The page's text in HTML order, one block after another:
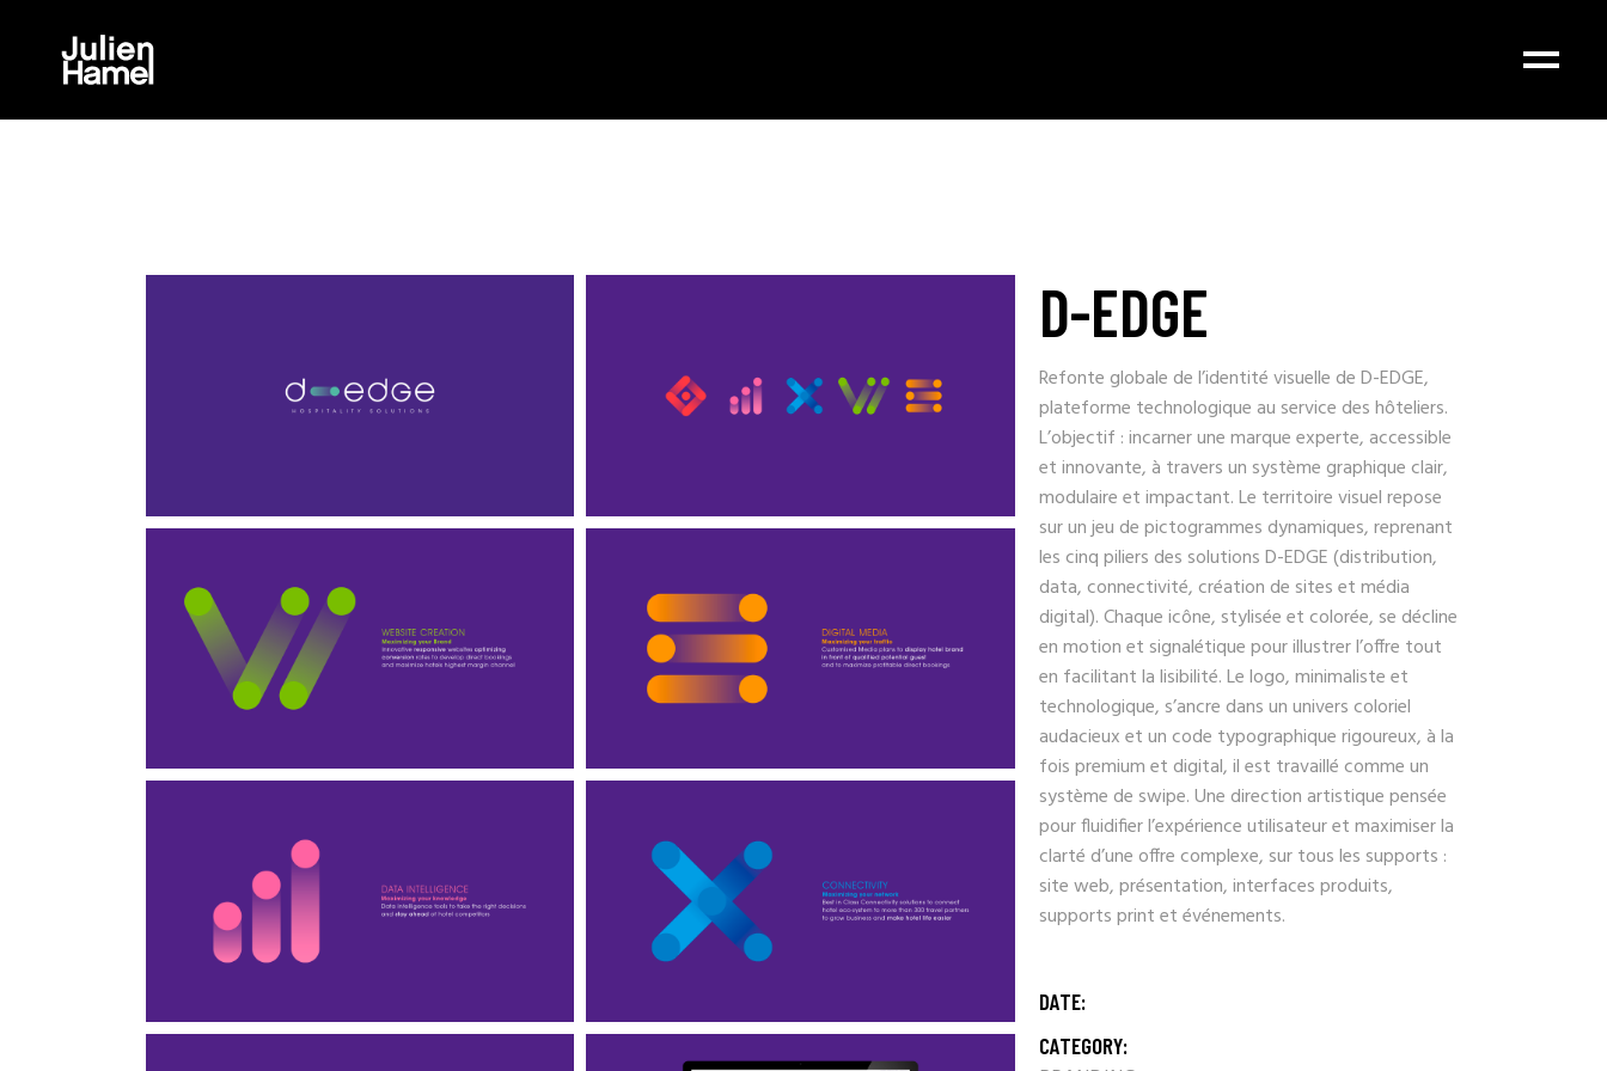
D-EDGE
Refonte globale de l’identité visuelle de D-EDGE,
plateforme technologique au service des hôteliers.
L’objectif : incarner une marque experte, accessible
et innovante, à travers un système graphique clair,
modulaire et impactant. Le territoire visuel repose
sur un jeu de pictogrammes dynamiques, reprenant
les cinq piliers des solutions D-EDGE (distribution,
data, connectivité, création de sites et média
digital). Chaque icône, stylisée et colorée, se décline
en motion et signalétique pour illustrer l’offre tout
en facilitant la lisibilité. Le logo, minimaliste et
technologique, s’ancre dans un univers coloriel
audacieux et un code typographique rigoureux, à la
fois premium et digital, il est travaillé comme un
système de swipe. Une direction artistique pensée
pour fluidifier l’expérience utilisateur et maximiser la
clarté d’une offre complexe, sur tous les supports :
site web, présentation, interfaces produits,
supports print et événements.
DATE:
CATEGORY: